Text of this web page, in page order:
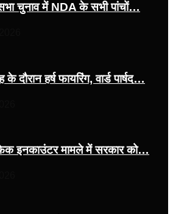
चुनाव में NDA के सभी पांचों…
के दौरान हर्ष फायरिंग, वार्ड पार्षद…
इनकाउंटर मामले में सरकार को…